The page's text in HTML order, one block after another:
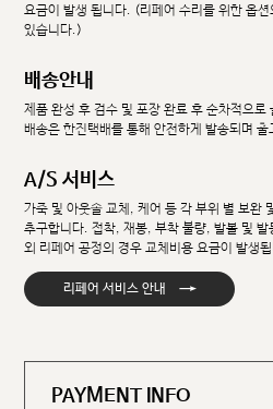
요금이 발생 됩니다. (리페어 수리를 위한 옵
있습니다.)
배송안내
제품 완성 후 검수 및 포장 완료 후 순차적으로
배송은 한진택배를 통해 안전하게 발송되며
A/S 서비스
가죽 및 아웃솔 교체, 케어 등 각 부위 별 보완
추구합니다. 접착, 재봉, 부착 불량, 발볼 및
외 리페어 공정의 경우 교체비용 요금이 발생
리페어 서비스 안내 →
PAYMENT INFO